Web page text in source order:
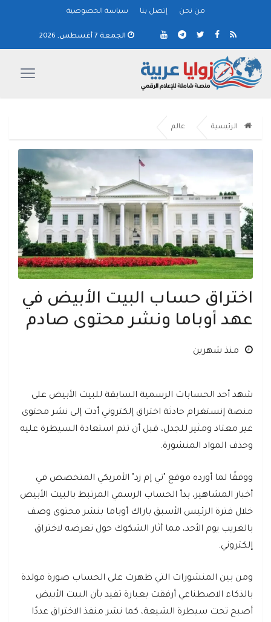
من نحن إتصل بنا سياسة الخصوصية
الجمعة 7 أغسطس, 2026
الرئيسية عالم
اختراق حساب البيت الأبيض في
عهد أوباما ونشر محتوى صادم
منذ شهرين
شهد أحد الحسابات الرسمية السابقة للبيت الأبيض على
منصة إنستغرام حادثة اختراق إلكتروني أدت إلى نشر محتوى
غير معتاد ومثير للجدل، قبل أن تتم استعادة السيطرة عليه
وحذف المواد المنشورة.
ووفقًا لما أورده موقع "تي إم زد" الأمريكي المتخصص في
أخبار المشاهير، بدأ الحساب الرسمي المرتبط بالبيت الأبيض
خلال فترة الرئيس الأسبق باراك أوباما بنشر محتوى وصف
بالغريب يوم الأحد، مما أثار الشكوك حول تعرضه لاختراق
إلكتروني.
ومن بين المنشورات التي ظهرت على الحساب صورة مولدة
بالذكاء الاصطناعي أرفقت بعبارة تفيد بأن البيت الأبيض
أصبح تحت سيطرة الشيعة، كما نشر منفذ الاختراق عددًا